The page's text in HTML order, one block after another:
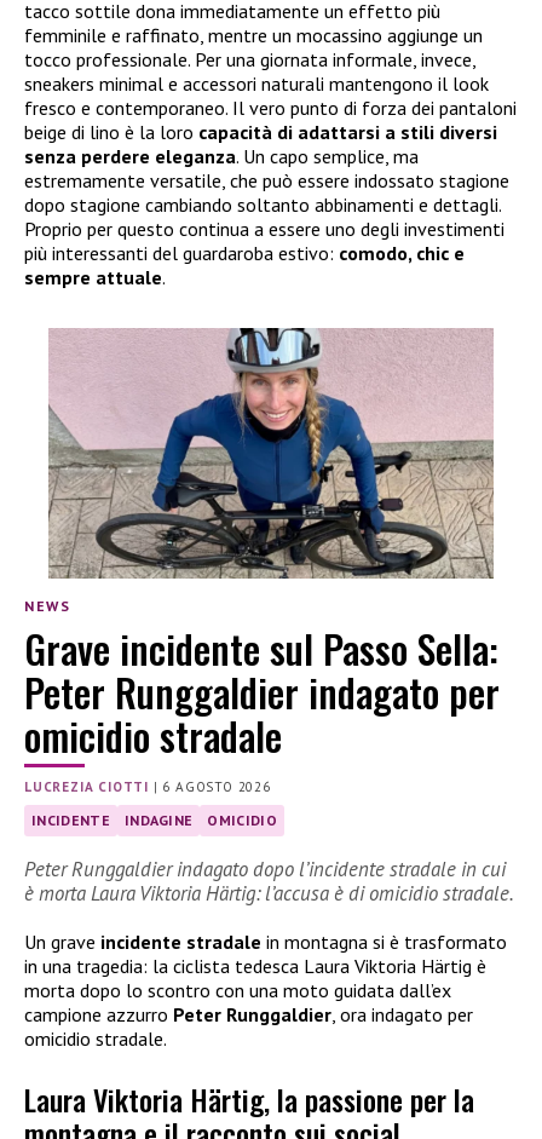
tacco sottile dona immediatamente un effetto più
femminile e raffinato, mentre un mocassino aggiunge un
tocco professionale. Per una giornata informale, invece,
sneakers minimal e accessori naturali mantengono il look
fresco e contemporaneo. Il vero punto di forza dei pantaloni
beige di lino è la loro capacità di adattarsi a stili diversi
senza perdere eleganza. Un capo semplice, ma
estremamente versatile, che può essere indossato stagione
dopo stagione cambiando soltanto abbinamenti e dettagli.
Proprio per questo continua a essere uno degli investimenti
più interessanti del guardaroba estivo: comodo, chic e
sempre attuale.
NEWS
Grave incidente sul Passo Sella:
Peter Runggaldier indagato per
omicidio stradale
LUCREZIA CIOTTI | 6 AGOSTO 2026
INCIDENTE INDAGINE OMICIDIO
Peter Runggaldier indagato dopo l’incidente stradale in cui
è morta Laura Viktoria Härtig: l’accusa è di omicidio stradale.
Un grave incidente stradale in montagna si è trasformato
in una tragedia: la ciclista tedesca Laura Viktoria Härtig è
morta dopo lo scontro con una moto guidata dall’ex
campione azzurro Peter Runggaldier , ora indagato per
omicidio stradale.
Laura Viktoria Härtig, la passione per la